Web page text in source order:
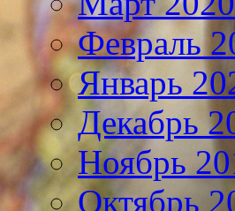
Февраль
Январь
Декабрь
Ноябрь
Октябрь